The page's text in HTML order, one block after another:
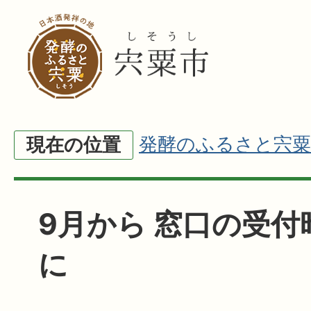
現在の位置 発酵のふるさと宍粟
9月から 窓口の受付
に